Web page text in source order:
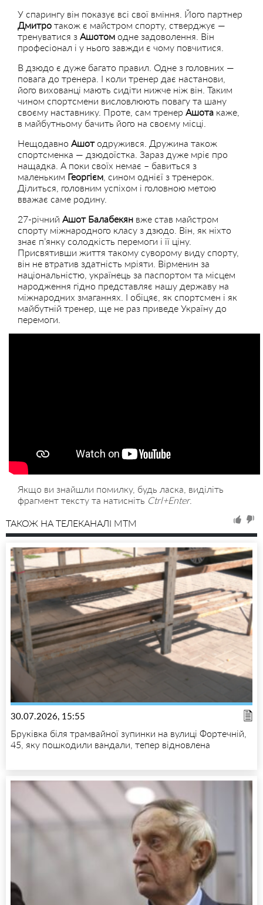
У спарингу він показує всі свої вміння. Його партнер
Дмитро також є майстром спорту, стверджує —
тренуватися з Ашотом одне задоволення. Він
професіонал і у нього завжди є чому повчитися.
В дзюдо є дуже багато правил. Одне з головних —
повага до тренера. І коли тренер дає настанови,
його вихованці мають сидіти нижче ніж він. Таким
чином спортсмени висловлюють повагу та шану
своєму наставнику. Проте, сам тренер Ашота каже,
в майбутньому бачить його на своєму місці.
Нещодавно Ашотодружився. Дружина також
спортсменка — дзюдоїстка. Зараз дуже мріє про
нащадка. А поки своїх немає – бавиться з
маленьким Георгієм , сином однієї з тренерок.
Ділиться, головним успіхом і головною метою
вважає саме родину.
27-річний Ашот Балабекян вже став майстром
спорту міжнародного класу з дзюдо. Він, як ніхто
знає п’янку солодкість перемоги і її ціну.
Присвятивши життя такому суворому виду спорту,
він не втратив здатність мріяти. Вірменин за
національністю, українець за паспортом та місцем
народження гідно представляє нашу державу на
міжнародних змаганнях. І обіцяє, як спортсмен і як
майбутній тренер, ще не раз приведе Україну до
перемоги.
Якщо ви знайшли помилку, будь ласка, виділіть
фрагмент тексту та натисніть Ctrl+Enter.
ТАКОЖ НА ТЕЛЕКАНАЛІ MTM
30.07.2026, 15:55
Бруківка біля трамвайної зупинки на вулиці Фортечній,
45, яку пошкодили вандали, тепер відновлена